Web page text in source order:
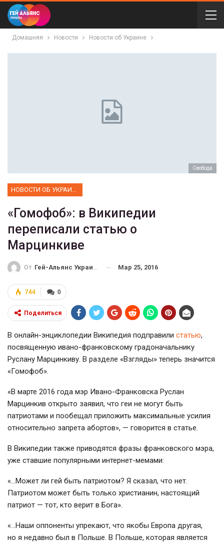
Домашняя Новости Новости об Украине
Свобода
«Гомофоб»: в Википедии
переписали статью о
Марцинкиве
От Гей-Альянс Украина Мар 25, 2016
0
744
Поделиться
В онлайн-энциклопедии Википедия подправили статью,
посвященную ивано-франковскому градоначальнику
Руслану Марцинкиву. В разделе «Взгляды» теперь значится
«Гомофоб».
«В марте 2016 года мэр Ивано-Франковска Руслан
Марцинкив открыто заявил, что геи не могут быть
патриотами и пообещал приложить максимальные усилия
относительно запрета абортов», — говорится в статье.
В Википедии также приводятся фразы франковского мэра,
уже ставшие популярными интернет-мемами:
«…Может ли гей быть патриотом? Я сказал, что нет.
Патриотом может быть только христианин, настоящий
патриот — тот, кто верит в Бога».
«…Наши оппоненты упрекают, что якобы Европа другая,
но я недавно был в Польше. В Польше, которая является